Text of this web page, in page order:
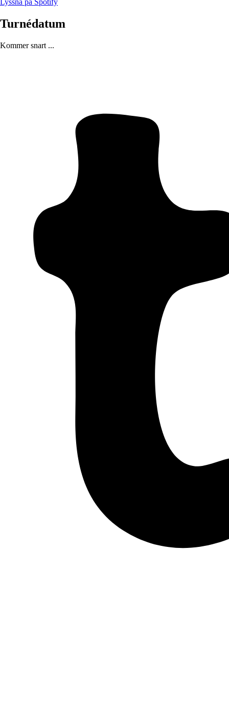
Lyssna på Spotify
Turnédatum
Kommer snart ...